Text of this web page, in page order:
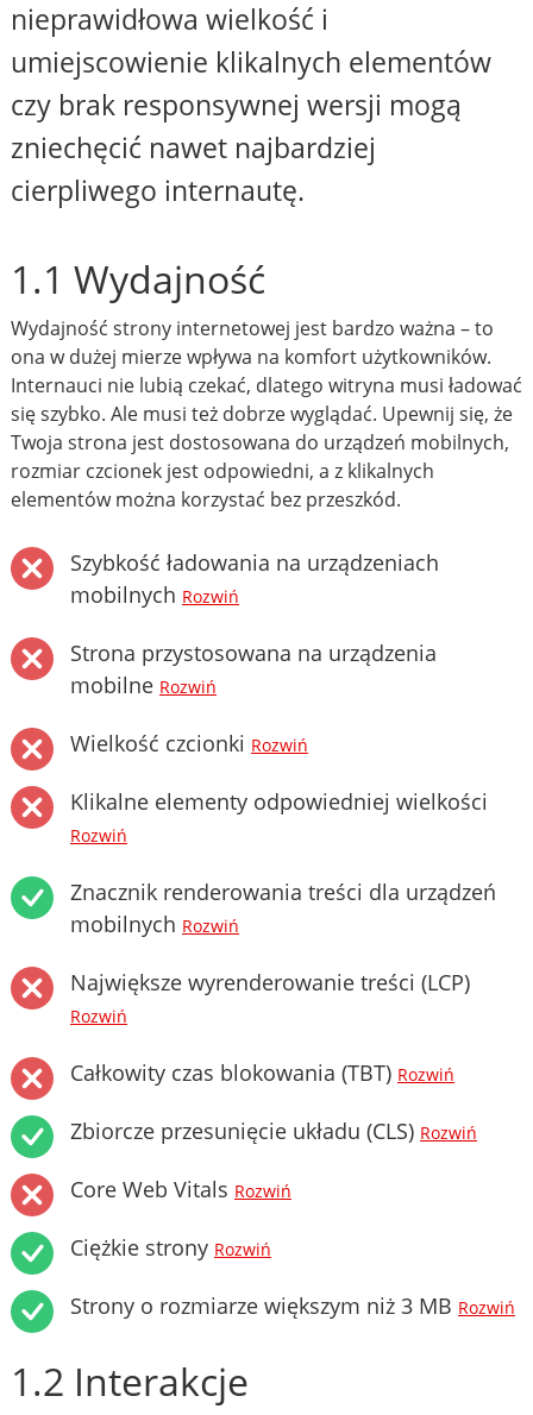
nieprawidłowa wielkość i
umiejscowienie klikalnych elementów
czy brak responsywnej wersji mogą
zniechęcić nawet najbardziej
cierpliwego internautę.
1.1 Wydajność
Wydajność strony internetowej jest bardzo ważna – to
ona w dużej mierze wpływa na komfort użytkowników.
Internauci nie lubią czekać, dlatego witryna musi ładować
się szybko. Ale musi też dobrze wyglądać. Upewnij się, że
Twoja strona jest dostosowana do urządzeń mobilnych,
rozmiar czcionek jest odpowiedni, a z klikalnych
elementów można korzystać bez przeszkód.
Szybkość ładowania na urządzeniach
mobilnych Rozwiń
Strona przystosowana na urządzenia
mobilne Rozwiń
Wielkość czcionki Rozwiń
Klikalne elementy odpowiedniej wielkości
Rozwiń
Znacznik renderowania treści dla urządzeń
mobilnych Rozwiń
Największe wyrenderowanie treści (LCP)
Rozwiń
Całkowity czas blokowania (TBT) Rozwiń
Zbiorcze przesunięcie układu (CLS) Rozwiń
Core Web Vitals Rozwiń
Ciężkie strony Rozwiń
Strony o rozmiarze większym niż 3 MB Rozwiń
1.2 Interakcje